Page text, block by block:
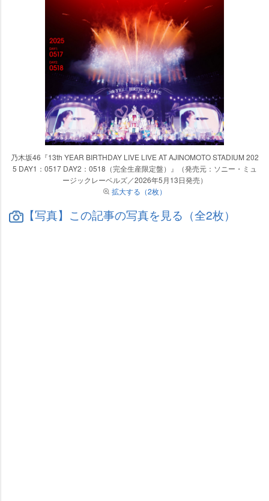
乃木坂46『13th YEAR BIRTHDAY LIVE LIVE AT AJINOMOTO STADIUM 202
5 DAY1：0517 DAY2：0518（完全生産限定盤）』（発売元：ソニー・ミュ
ージックレーベルズ／2026年5月13日発売）
拡大する（2枚）
【写真】この記事の写真を見る（全2枚）